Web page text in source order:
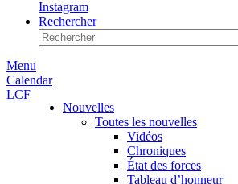
Instagram
Rechercher
Menu
Calendar
LCF
Nouvelles
Toutes les nouvelles
Vidéos
Chroniques
État des forces
Tableau d’honneur